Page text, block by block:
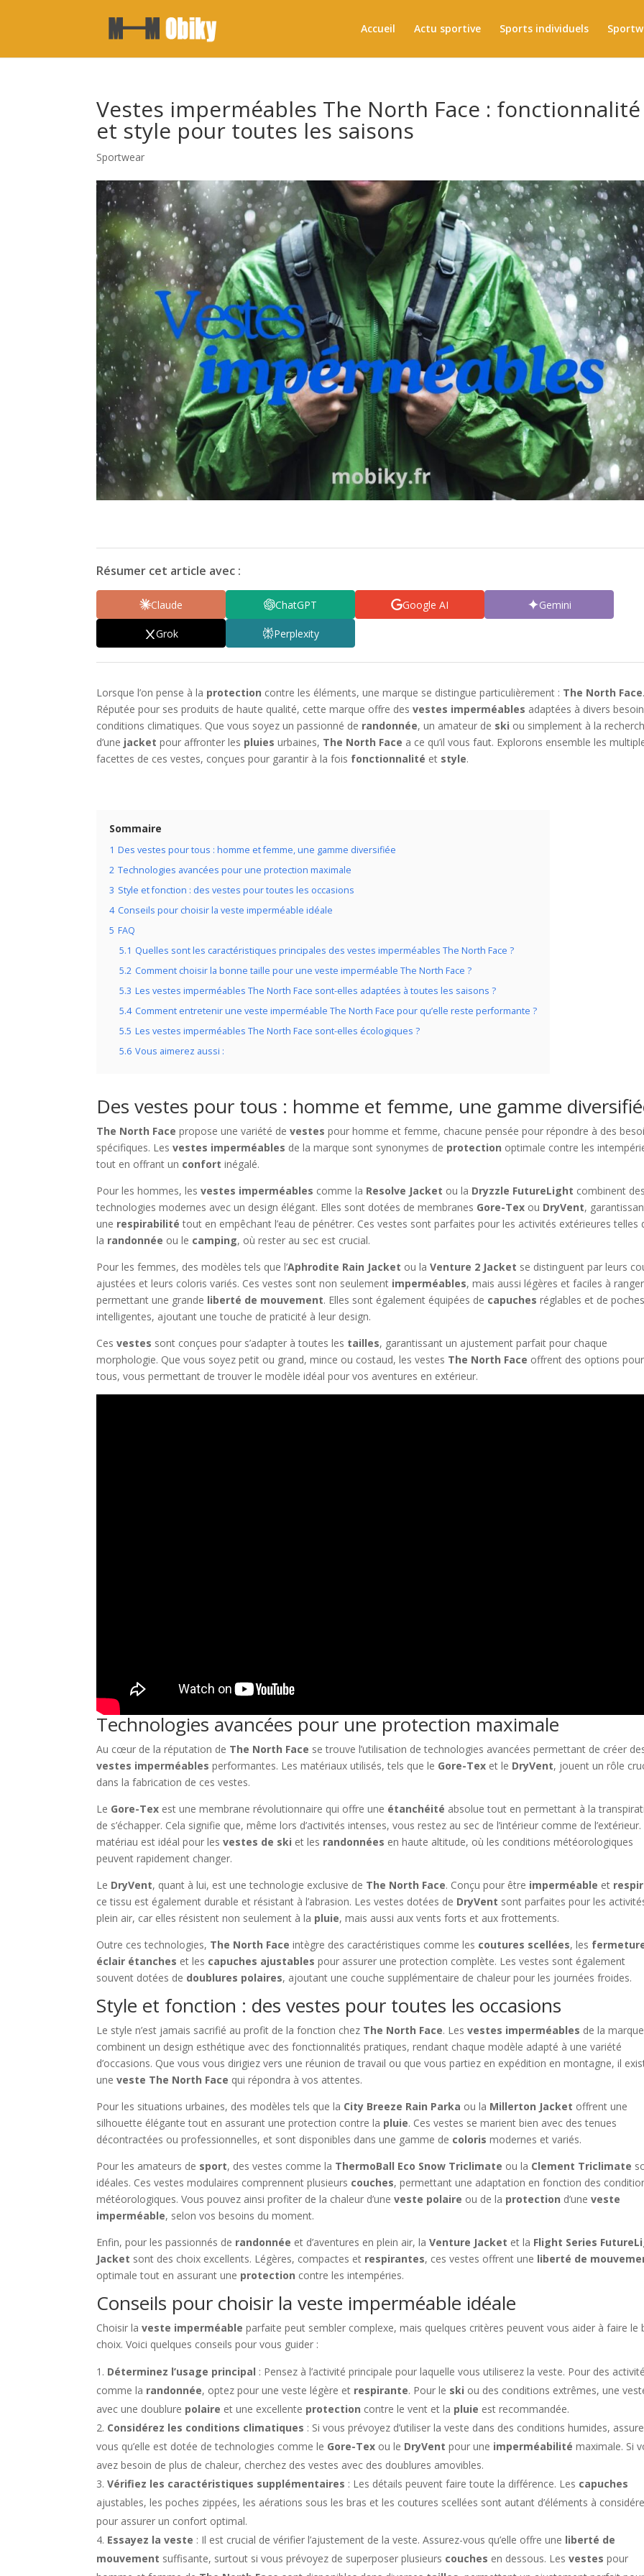
Accueil Actu sportive Sports individuels
Vestes imperméables The North Face : fonctionnalité
et style pour toutes les saisons
Sportwear
Résumer cet article avec :
Claude ChatGPT Google AI Gemini
Grok Perplexity
Lorsque l’on pense à la protection contre les éléments, une marque se distingue particulièrement : The North Face
Réputée pour ses produits de haute qualité, cette marque offre desvestes imperméables adaptées à divers
conditions climatiques. Que vous soyez un passionné de randonnée, un amateur de ski ou simplement à la
d’une jacket pour affronter les pluies urbaines, The North Face a ce qu’il vous faut. Explorons ensemble les
facettes de ces vestes, conçues pour garantir à la fois fonctionnalité et style.
Sommaire
1 Des vestes pour tous : homme et femme, une gamme diversifiée
2 Technologies avancées pour une protection maximale
3 Style et fonction : des vestes pour toutes les occasions
4 Conseils pour choisir la veste imperméable idéale
5 FAQ
5.1 Quelles sont les caractéristiques principales des vestes imperméables The North Face ?
5.2 Comment choisir la bonne taille pour une veste imperméable The North Face ?
5.3 Les vestes imperméables The North Face sont-elles adaptées à toutes les saisons ?
5.4 Comment entretenir une veste imperméable The North Face pour qu’elle reste performante ?
5.5 Les vestes imperméables The North Face sont-elles écologiques ?
5.6 Vous aimerez aussi :
Des vestes pour tous : homme et femme, une gamme
The North Face propose une variété devestes pour homme et femme, chacune pensée pour répondre à des
spécifiques. Lesvestes imperméables de la marque sont synonymes de protection optimale contre les
tout en offrant un confort inégalé.
Pour les hommes, lesvestes imperméables comme la Resolve Jacket ou la Dryzzle FutureLight combinent
technologies modernes avec un design élégant. Elles sont dotées de membranes Gore-Tex ou DryVent,
une respirabilité tout en empêchant l’eau de pénétrer. Ces vestes sont parfaites pour les activités extérieures telles
la randonnée ou le camping, où rester au sec est crucial.
Pour les femmes, des modèles tels que l’Aphrodite Rain Jacket ou laVenture 2 Jacket se distinguent par leurs
ajustées et leurs coloris variés. Ces vestes sont non seulement imperméables, mais aussi légères et faciles à
permettant une grande liberté de mouvement. Elles sont également équipées de capuches réglables et de
intelligentes, ajoutant une touche de praticité à leur design.
Cesvestes sont conçues pour s’adapter à toutes les tailles, garantissant un ajustement parfait pour chaque
morphologie. Que vous soyez petit ou grand, mince ou costaud, les vestes The North Face offrent des options pour
tous, vous permettant de trouver le modèle idéal pour vos aventures en extérieur.
Technologies avancées pour une protection maximale
Au cœur de la réputation de The North Face se trouve l’utilisation de technologies avancées permettant de créer
vestes imperméables performantes. Les matériaux utilisés, tels que le Gore-Tex et le DryVent, jouent un rôle
dans la fabrication de ces vestes.
Le Gore-Tex est une membrane révolutionnaire qui offre une étanchéité absolue tout en permettant à la
de s’échapper. Cela signifie que, même lors d’activités intenses, vous restez au sec de l’intérieur comme de l’extérieur.
matériau est idéal pour lesvestes de ski et les randonnées en haute altitude, où les conditions météorologiques
peuvent rapidement changer.
Le DryVent, quant à lui, est une technologie exclusive de The North Face. Conçu pour être imperméable et
ce tissu est également durable et résistant à l’abrasion. Les vestes dotées de DryVent sont parfaites pour les
plein air, car elles résistent non seulement à la pluie, mais aussi aux vents forts et aux frottements.
Outre ces technologies, The North Face intègre des caractéristiques comme les coutures scellées, les
éclair étanches et les capuches ajustables pour assurer une protection complète. Les vestes sont également
souvent dotées de doublures polaires, ajoutant une couche supplémentaire de chaleur pour les journées froides.
Style et fonction : des vestes pour toutes les occasions
Le style n’est jamais sacrifié au profit de la fonction chez The North Face. Lesvestes imperméables de la marque
combinent un design esthétique avec des fonctionnalités pratiques, rendant chaque modèle adapté à une variété
d’occasions. Que vous vous dirigiez vers une réunion de travail ou que vous partiez en expédition en montagne, il
uneveste The North Face qui répondra à vos attentes.
Pour les situations urbaines, des modèles tels que la City Breeze Rain Parka ou la Millerton Jacket offrent une
silhouette élégante tout en assurant une protection contre la pluie. Ces vestes se marient bien avec des tenues
décontractées ou professionnelles, et sont disponibles dans une gamme de coloris modernes et variés.
Pour les amateurs de sport, des vestes comme la ThermoBall Eco Snow Triclimate ou la Clement Triclimate
idéales. Ces vestes modulaires comprennent plusieurs couches, permettant une adaptation en fonction des
météorologiques. Vous pouvez ainsi profiter de la chaleur d’uneveste polaire ou de la protection d’uneveste
imperméable, selon vos besoins du moment.
Enfin, pour les passionnés de randonnée et d’aventures en plein air, laVenture Jacket et la Flight Series
Jacket sont des choix excellents. Légères, compactes et respirantes, ces vestes offrent une liberté de
optimale tout en assurant une protection contre les intempéries.
Conseils pour choisir la veste imperméable idéale
Choisir laveste imperméable parfaite peut sembler complexe, mais quelques critères peuvent vous aider à faire le
choix. Voici quelques conseils pour vous guider :
Déterminez l’usage principal : Pensez à l’activité principale pour laquelle vous utiliserez la veste. Pour des
comme la randonnée, optez pour une veste légère et respirante. Pour le ski ou des conditions extrêmes, une
avec une doublure polaire et une excellente protection contre le vent et la pluie est recommandée.
Considérez les conditions climatiques : Si vous prévoyez d’utiliser la veste dans des conditions humides,
vous qu’elle est dotée de technologies comme le Gore-Tex ou le DryVent pour une imperméabilité maximale. Si
avez besoin de plus de chaleur, cherchez des vestes avec des doublures amovibles.
Vérifiez les caractéristiques supplémentaires : Les détails peuvent faire toute la différence. Les capuches
ajustables, les poches zippées, les aérations sous les bras et les coutures scellées sont autant d’éléments à
pour assurer un confort optimal.
Essayez la veste : Il est crucial de vérifier l’ajustement de la veste. Assurez-vous qu’elle offre une liberté de
mouvement suffisante, surtout si vous prévoyez de superposer plusieurs couches en dessous. Lesvestes pour